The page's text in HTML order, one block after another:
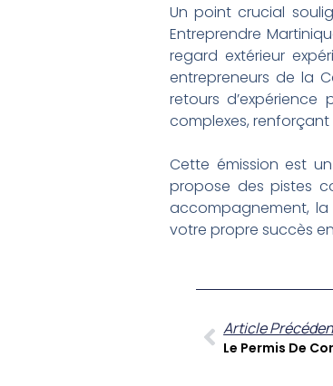
Un point crucial
Entreprendre
regard extérieur
entrepreneurs de la
retours
complexes,
Cette émission est
propose des pistes
accompagnement, la
votre propre succès
Article